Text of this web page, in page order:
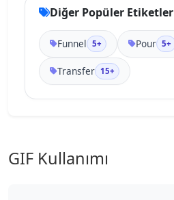
Diğer Popüler Etiketler
Funnel 5+ Pour 5+
Transfer 15+
GIF Kullanımı